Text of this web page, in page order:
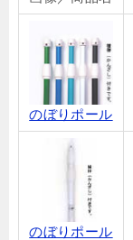
のぼりポール
のぼりポール